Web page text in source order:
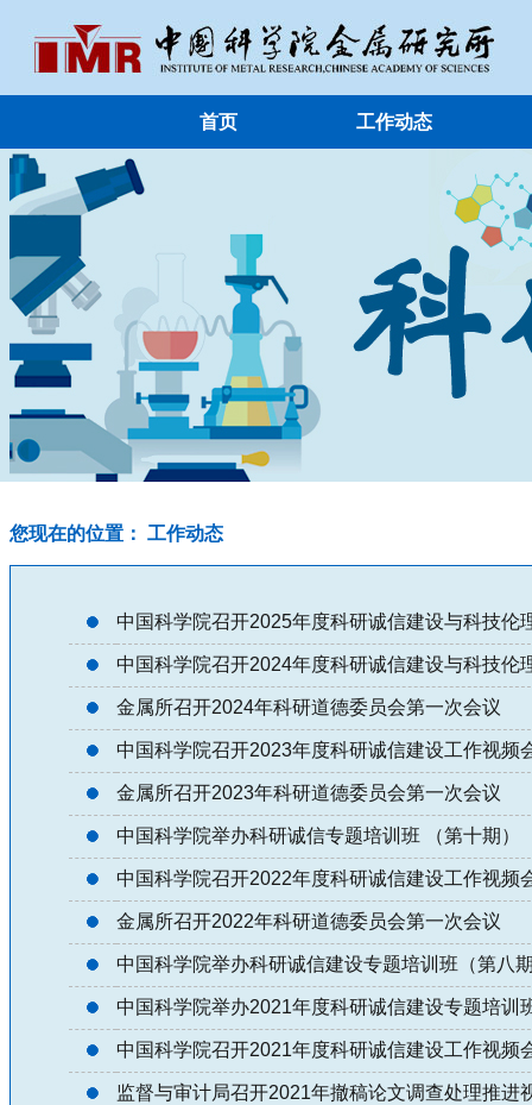
首页 工作动态
您现在的位置： 工作动态
中国科学院召开2025年度科研诚信建设与科技伦
中国科学院召开2024年度科研诚信建设与科技伦
金属所召开2024年科研道德委员会第一次会议
中国科学院召开2023年度科研诚信建设工作视频
金属所召开2023年科研道德委员会第一次会议
中国科学院举办科研诚信专题培训班 （第十期）
中国科学院召开2022年度科研诚信建设工作视频
金属所召开2022年科研道德委员会第一次会议
中国科学院举办科研诚信建设专题培训班（第八
中国科学院举办2021年度科研诚信建设专题培训
中国科学院召开2021年度科研诚信建设工作视频
监督与审计局召开2021年撤稿论文调查处理推进